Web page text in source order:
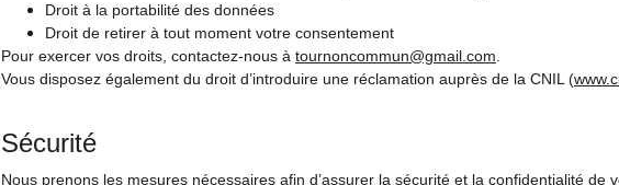
Droit à la portabilité des données
Droit de retirer à tout moment votre consentement
Pour exercer vos droits, contactez-nous à tournoncommun@gmail.com
Vous disposez également du droit d’introduire une réclamation auprès de la CNIL (
Sécurité
Nous prenons les mesures nécessaires afin d’assurer la sécurité et la confidentialité de